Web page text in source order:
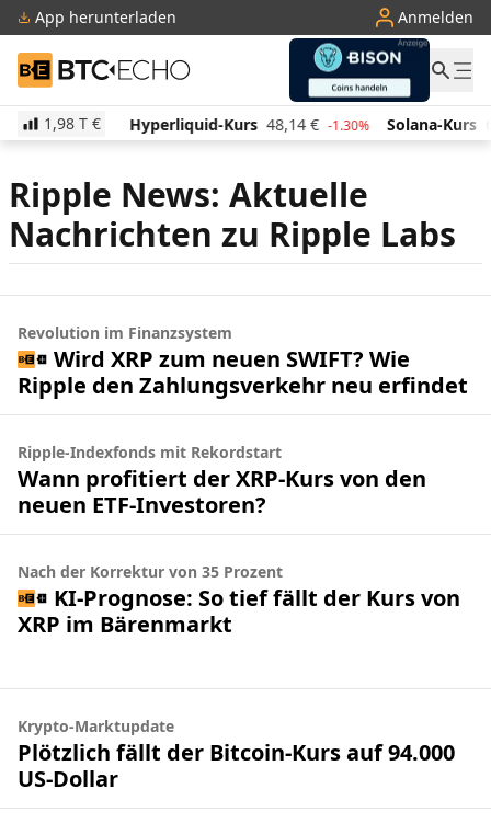
App herunterladen Anmelden
BTC-ECHO
1,98 T €
€ -1.60% Hyperliquid-Kurs 48,14 € -1.30% Solana-Kurs
Ripple News: Aktuelle
Nachrichten zu Ripple Labs
Revolution im Finanzsystem
Wird XRP zum neuen SWIFT? Wie
Ripple den Zahlungsverkehr neu erfindet
Ripple-Indexfonds mit Rekordstart
Wann profitiert der XRP-Kurs von den
neuen ETF-Investoren?
Nach der Korrektur von 35 Prozent
KI-Prognose: So tief fällt der Kurs von
XRP im Bärenmarkt
Krypto-Marktupdate
Plötzlich fällt der Bitcoin-Kurs auf 94.000
US-Dollar